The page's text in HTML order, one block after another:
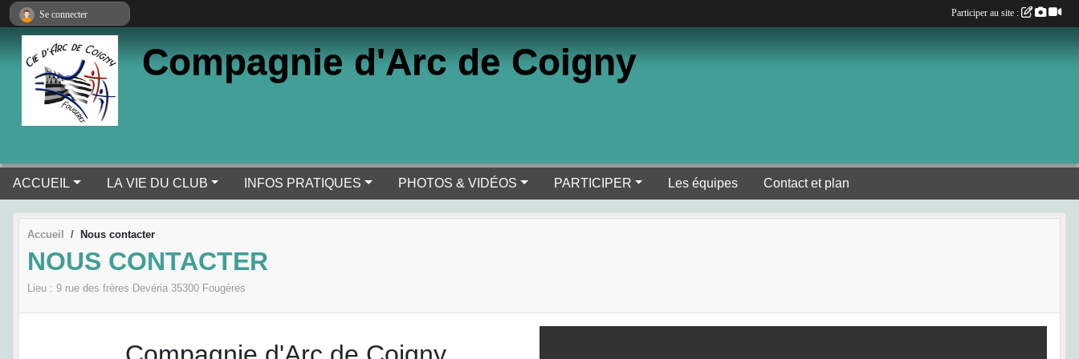
Compagnie d'Arc de Coigny
ACCUEIL LA VIE DU CLUB INFOS PRATIQUES PHOTOS & VIDÉOS PARTICIPER Les équipes Contact et plan
Accueil Nous contacter
NOUS CONTACTER
Lieu : 9 rue des frères Devéria 35300 Fougères
Se connecter Participer au site :
Panneau de gestion des cookies